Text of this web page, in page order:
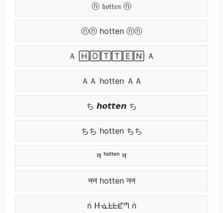
ⓝ 𝔥𝔬𝔱𝔱𝔢𝔫 ⓝ
ⓝⓝ hotten ⓝⓝ
Ａ 🄷🄾🅃🅃🄴🄽 Ａ
ＡＡ hotten ＡＡ
ち 𝙝𝙤𝙩𝙩𝙚𝙣 ち
ちち hotten ちち
न ʰᵒᵗᵗᵉⁿ न
नन hotten नन
ṅ ᕼᓍᖶᖶᘿᘉ ṅ